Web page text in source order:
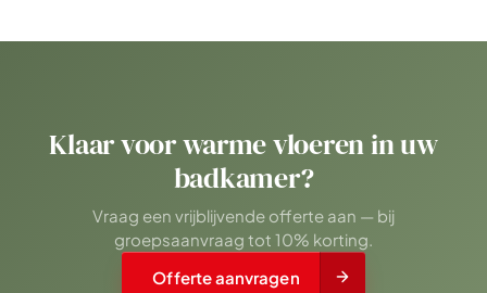
Klaar voor warme vloeren in uw
badkamer?
Vraag een vrijblijvende offerte aan — bij
groepsaanvraag tot 10% korting.
Offerte aanvragen